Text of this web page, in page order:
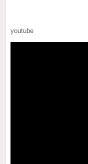
youtube